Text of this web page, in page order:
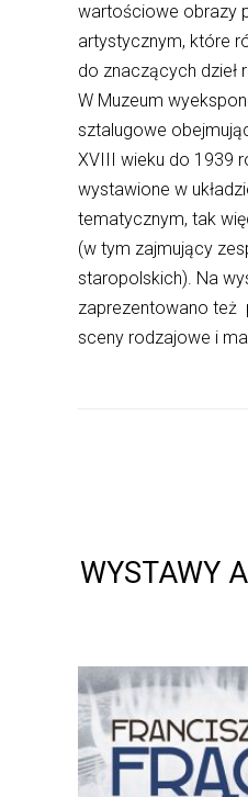
wartościowe obrazy
artystycznym, które
do znaczących dzieł
W Muzeum
sztalugowe
XVIII wieku do 1939
wystawione w
tematycznym, tak
(w tym zajmujący
staropolskich). Na
zaprezentowano też
sceny rodzajowe i
WYSTAWY